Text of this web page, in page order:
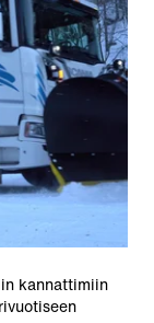
kannattimiin